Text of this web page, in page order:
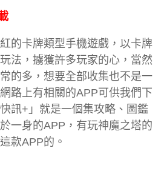
的卡牌類型手機遊戲，以卡牌
法，擄獲許多玩家的心，當然
的多，想要全部收集也不是一
路上有相關的APP可供我們下
訊+」就是一個集攻略、圖鑑
一身的APP，有玩神魔之塔的
款APP的。